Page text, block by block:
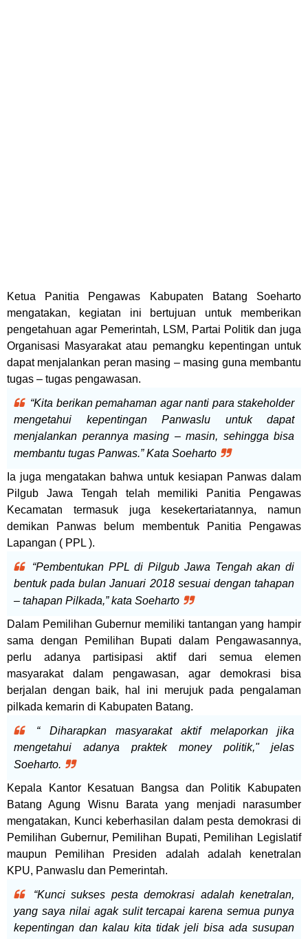
Ketua Panitia Pengawas Kabupaten Batang Soeharto
mengatakan, kegiatan ini bertujuan untuk memberikan
pengetahuan agar Pemerintah, LSM, Partai Politik dan juga
Organisasi Masyarakat atau pemangku kepentingan untuk
dapat menjalankan peran masing – masing guna membantu
tugas – tugas pengawasan.
“Kita berikan pemahaman agar nanti para stakeholder
mengetahui kepentingan Panwaslu untuk dapat
menjalankan perannya masing – masin, sehingga bisa
membantu tugas Panwas.” Kata Soeharto
Ia juga mengatakan bahwa untuk kesiapan Panwas dalam
Pilgub Jawa Tengah telah memiliki Panitia Pengawas
Kecamatan termasuk juga kesekertariatannya, namun
demikan Panwas belum membentuk Panitia Pengawas
Lapangan ( PPL ).
“Pembentukan PPL di Pilgub Jawa Tengah akan di
bentuk pada bulan Januari 2018 sesuai dengan tahapan
– tahapan Pilkada,” kata Soeharto
Dalam Pemilihan Gubernur memiliki tantangan yang hampir
sama dengan Pemilihan Bupati dalam Pengawasannya,
perlu adanya partisipasi aktif dari semua elemen
masyarakat dalam pengawasan, agar demokrasi bisa
berjalan dengan baik, hal ini merujuk pada pengalaman
pilkada kemarin di Kabupaten Batang.
“ Diharapkan masyarakat aktif melaporkan jika
mengetahui adanya praktek money politik," jelas
Soeharto.
Kepala Kantor Kesatuan Bangsa dan Politik Kabupaten
Batang Agung Wisnu Barata yang menjadi narasumber
mengatakan, Kunci keberhasilan dalam pesta demokrasi di
Pemilihan Gubernur, Pemilihan Bupati, Pemilihan Legislatif
maupun Pemilihan Presiden adalah adalah kenetralan
KPU, Panwaslu dan Pemerintah.
“Kunci sukses pesta demokrasi adalah kenetralan,
yang saya nilai agak sulit tercapai karena semua punya
kepentingan dan kalau kita tidak jeli bisa ada susupan